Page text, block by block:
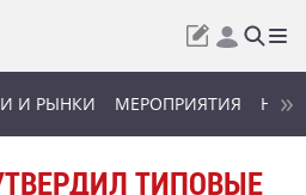
И РЫНКИ МЕРОПРИЯТИЯ
ТИПОВЫЕ